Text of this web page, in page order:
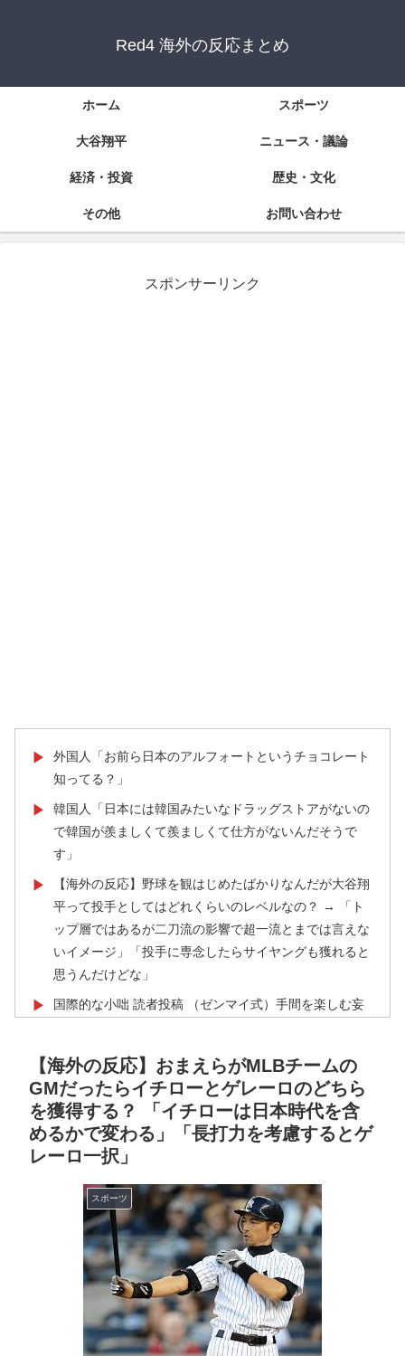
Red4 海外の反応まとめ
ホーム スポーツ
大谷翔平 ニュース・議論
経済・投資 歴史・文化
その他 お問い合わせ
スポンサーリンク
▶
外国人「お前ら日本のアルフォートというチョコレート
知ってる？」
▶
韓国人「日本には韓国みたいなドラッグストアがないの
で韓国が羨ましくて羨ましくて仕方がないんだそうで
す」
▶
【海外の反応】野球を観はじめたばかりなんだが大谷翔
平って投手としてはどれくらいのレベルなの？ → 「ト
ップ層ではあるが二刀流の影響で超一流とまでは言えな
いイメージ」「投手に専念したらサイヤングも獲れると
思うんだけどな」
▶
国際的な小咄 読者投稿 （ゼンマイ式）手間を楽しむ妄
▶ 外国人「2026年バロンドールは誰が受賞すべき?」エン
バペ、今季無冠でも初受賞か!?海外ファンが考える本命
とは!?【海外の反応】
▶ ガソリンスタンドで助けを求めた女性が連れ去られる瞬
間！！
海外「世界で日本を死守するぞ！」 日本の消防署を訪
れたちびっ子集団が世界をメロメロに
人類は広島から何を学んだのか 原爆投下から81年、核
兵器が再び増え始めた世界【海外の反応・解説】
【激震】韓国人「韓国サッカー協会、W杯・五輪で複数
回の性接待を行い審判を買収していたことが発覚…（ﾌﾞ
ﾙﾌﾞﾙ」＝韓国の反応
【海外の反応】おまえらがMLBチームの
GMだったらイチローとゲレーロのどちら
を獲得する？ 「イチローは日本時代を含
めるかで変わる」「長打力を考慮するとゲ
レーロ一択」
スポーツ